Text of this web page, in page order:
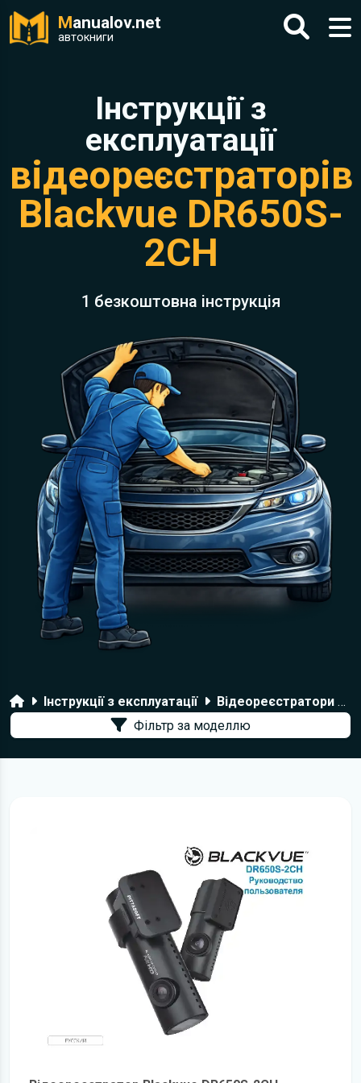
Manualov.net
автокниги
Інструкції з
експлуатації
відеореєстраторів
Blackvue DR650S-
2CH
1 безкоштовна інструкція
ГоловнаІнструкції з експлуатації
Відеореєстратори Blackvue
Фільтр за моделлю